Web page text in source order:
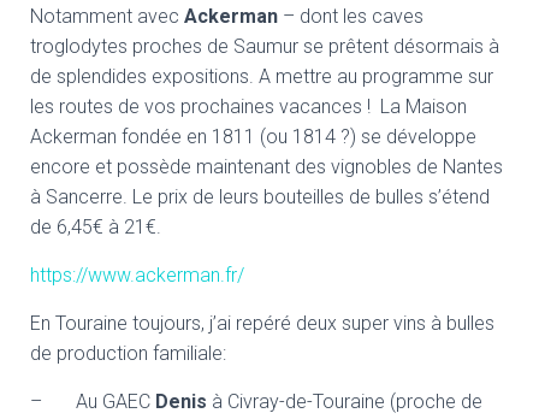
Notamment avec Ackerman – dont les caves
troglodytes proches de Saumur se prêtent désormais à
de splendides expositions. A mettre au programme sur
les routes de vos prochaines vacances ! La Maison
Ackerman fondée en 1811 (ou 1814 ?) se développe
encore et possède maintenant des vignobles de Nantes
à Sancerre. Le prix de leurs bouteilles de bulles s’étend
de 6,45€ à 21€.
https://www.ackerman.fr/
En Touraine toujours, j’ai repéré deux super vins à bulles
de production familiale:
– Au GAEC Denis à Civray-de-Touraine (proche de